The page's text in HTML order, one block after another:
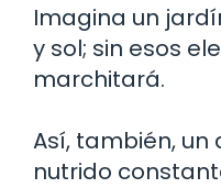
Imagina un
y sol; sin esos
marchitará.
Así, también,
nutrido